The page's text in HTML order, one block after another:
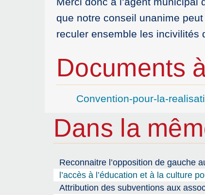
que notre conseil unanime
reculer ensemble les incivilités
Documents
Convention-pour-la-
Dans la
Reconnaitre l’opposition de gauche
l’accès à l’éducation et à la culture
Attribution des subventions aux